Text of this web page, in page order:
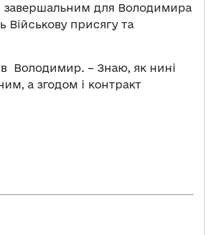
завершальним для Володимира
Військову присягу та
Володимир. – Знаю, як нині
а згодом і контракт